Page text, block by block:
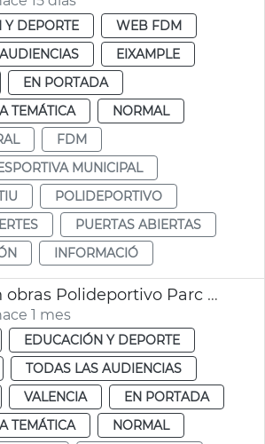
Y DEPORTE
WEB FDM
EIXAMPLE
EN PORTADA
TEMÁTICA
NORMAL
FDM
MUNICIPAL
POLIDEPORTIVO
PUERTAS ABIERTAS
INFORMACIÓ
Finalización obras Polideportivo Parc Central València
1 mes
EDUCACIÓN Y DEPORTE
TODAS LAS AUDIENCIAS
VALENCIA
EN PORTADA
TEMÁTICA
NORMAL